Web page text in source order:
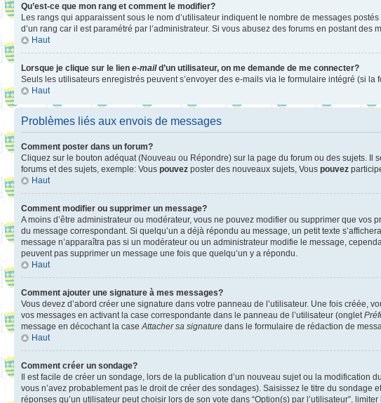
Qu’est-ce que mon rang et comment le modifier?
Les rangs qui apparaissent sous le nom d’utilisateur indiquent le nombre de messages
d’un rang car il est paramétré par l’administrateur. Si vous abusez des forums en postant
Haut
Lorsque je clique sur le lien e-maild’un utilisateur, on me demande de me connecter?
Seuls les utilisateurs enregistrés peuvent s’envoyer des e-mails via le formulaire intégré (si
Haut
Problèmes liés aux envois de messages
Comment poster dans un forum?
Cliquez sur le bouton adéquat (Nouveau ou Répondre) sur la page du forum ou des sujets.
forums et des sujets, exemple: Vous pouvez poster des nouveaux sujets, Vous pouvez
Haut
Comment modifier ou supprimer un message?
A moins d’être administrateur ou modérateur, vous ne pouvez modifier ou supprimer que
du message correspondant. Si quelqu’un a déjà répondu au message, un petit texte
message n’apparaîtra pas si un modérateur ou un administrateur modifie le message,
peuvent pas supprimer un message une fois que quelqu’un y a répondu.
Haut
Comment ajouter une signature à mes messages?
Vous devez d’abord créer une signature dans votre panneau de l’utilisateur. Une fois créée,
vos messages en activant la case correspondante dans le panneau de l’utilisateur (onglet
message en décochant la case Attacher sa signature dans le formulaire de rédaction de
Haut
Comment créer un sondage?
Il est facile de créer un sondage, lors de la publication d’un nouveau sujet ou la modification
vous n’avez probablement pas le droit de créer des sondages). Saisissez le titre du
réponses qu’un utilisateur peut choisir lors de son vote dans “Option(s) par l’utilisateur”,